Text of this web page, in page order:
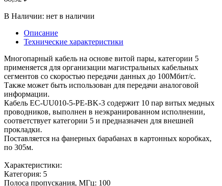
В Наличии: нет в наличии
Описание
Технические характеристики
Многопарный кабель на основе витой пары, категории 5
применяется для организации магистральных кабельных
сегментов со скоростью передачи данных до 100Мбит/c.
Также может быть использован для передачи аналоговой
информации.
Кабель EC-UU010-5-PE-BK-3 содержит 10 пар витых медных
проводников, выполнен в неэкранированном исполнении,
соответствует категории 5 и предназначен для внешней
прокладки.
Поставляется на фанерных барабанах в картонных коробках,
по 305м.
Характеристики:
Категория: 5
Полоса пропускания, МГц: 100